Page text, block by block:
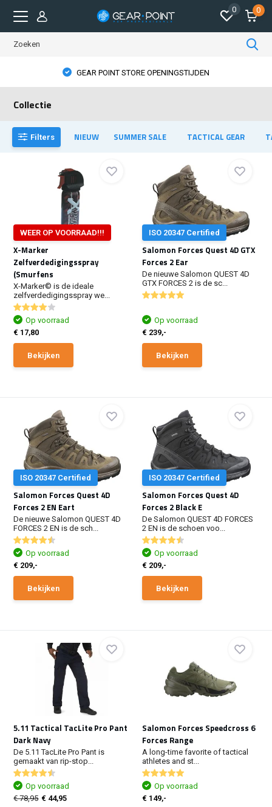
0 0
GEAR POINT STORE OPENINGSTIJDEN
Collectie
Filters NIEUW SUMMER SALE TACTICAL GEAR
WEER OP VOORRAAD!!!
X-Marker
Zelfverdedigingsspray
(Smurfens
X-Marker© is de ideale
zelfverdedigingsspray we...
Op voorraad
€ 17,80
Bekijken
ISO 20347 Certified
Salomon Forces Quest 4D GTX
Forces 2 Ear
De nieuwe Salomon QUEST 4D
GTX FORCES 2 is de sc...
Op voorraad
€ 239,-
Bekijken
ISO 20347 Certified
Salomon Forces Quest 4D
Forces 2 EN Eart
De nieuwe Salomon QUEST 4D
FORCES 2 EN is de sch...
Op voorraad
€ 209,-
Bekijken
ISO 20347 Certified
Salomon Forces Quest 4D
Forces 2 Black E
De Salomon QUEST 4D FORCES
2 EN is de schoen voo...
Op voorraad
€ 209,-
Bekijken
5.11 Tactical TacLite Pro Pant
Dark Navy
De 5.11 TacLite Pro Pant is
gemaakt van rip-stop...
Op voorraad
€ 78,95 € 44,95
Salomon Forces Speedcross 6
Forces Range
A long-time favorite of tactical
athletes and st...
Op voorraad
€ 149,-